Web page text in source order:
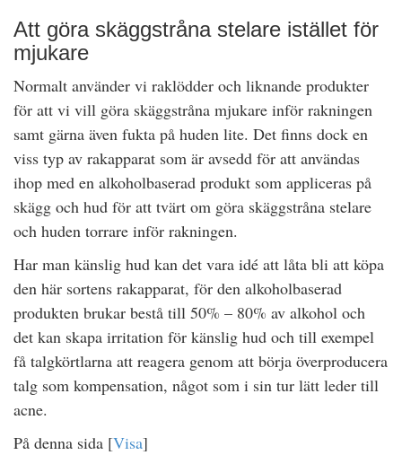
Att göra skäggstråna stelare istället för
mjukare
Normalt använder vi raklödder och liknande produkter
för att vi vill göra skäggstråna mjukare inför rakningen
samt gärna även fukta på huden lite. Det finns dock en
viss typ av rakapparat som är avsedd för att användas
ihop med en alkoholbaserad produkt som appliceras på
skägg och hud för att tvärt om göra skäggstråna stelare
och huden torrare inför rakningen.
Har man känslig hud kan det vara idé att låta bli att köpa
den här sortens rakapparat, för den alkoholbaserad
produkten brukar bestå till 50% – 80% av alkohol och
det kan skapa irritation för känslig hud och till exempel
få talgkörtlarna att reagera genom att börja överproducera
talg som kompensation, något som i sin tur lätt leder till
acne.
På denna sida [Visa]